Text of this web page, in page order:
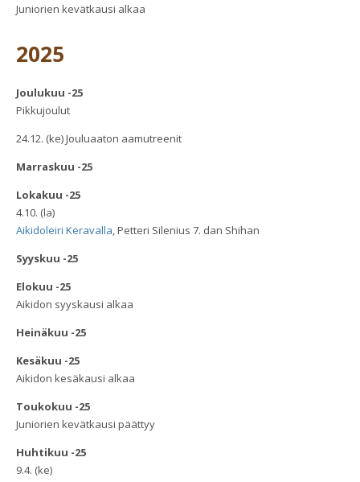
Juniorien kevätkausi alkaa
2025
Joulukuu -25
Pikkujoulut
24.12. (ke) Jouluaaton aamutreenit
Marraskuu -25
Lokakuu -25
4.10. (la)
Aikidoleiri Keravalla, Petteri Silenius 7. dan Shihan
Syyskuu -25
Elokuu -25
Aikidon syyskausi alkaa
Heinäkuu -25
Kesäkuu -25
Aikidon kesäkausi alkaa
Toukokuu -25
Juniorien kevätkausi päättyy
Huhtikuu -25
9.4. (ke)